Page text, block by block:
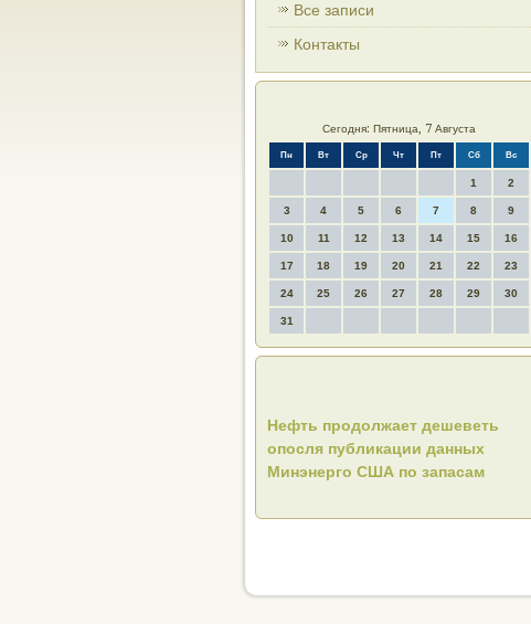
Все записи
Контакты
Сегодня: Пятница, 7 Августа
Пн Вт Ср Чт Пт Сб Вс
1 2
3 4 5 6 7 8 9
10 11 12 13 14 15 16
17 18 19 20 21 22 23
24 25 26 27 28 29 30
31
Нефть продолжает дешеветь
опосля публикации данных
Минэнерго США по запасам